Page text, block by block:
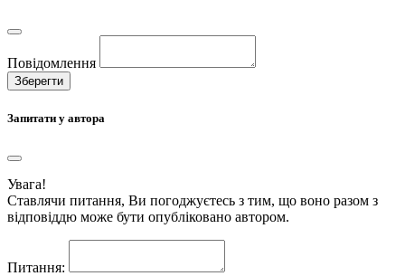
Повідомлення
Зберегти
Запитати у автора
Увага!
Ставлячи питання, Ви погоджуєтесь з тим, що воно разом з
відповіддю може бути опубліковано автором.
Питання: